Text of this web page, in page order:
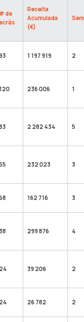
de
Receita
Acumulada
(€)
1 197 919 2
120 236 006 1
2 282 434 5
232 023 3
162 716 3
38 299 876 4
24 39 206 2
24 26 782 2